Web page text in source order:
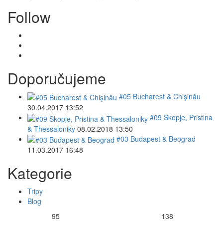
Follow
Doporučujeme
#05 Bucharest & Chişinău
30.04.2017 13:52
#09 Skopje, Pristina
& Thessaloniky 08.02.2018 13:50
#03 Budapest & Beograd
11.03.2017 16:48
Kategorie
Tripy
Blog
95
138